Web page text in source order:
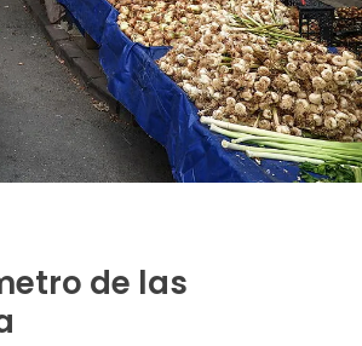
de las